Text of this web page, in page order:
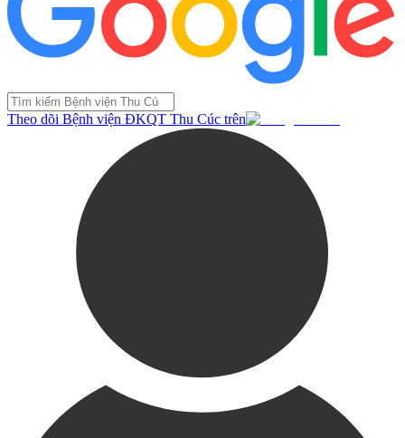
Theo dõi Bệnh viện ĐKQT Thu Cúc trên